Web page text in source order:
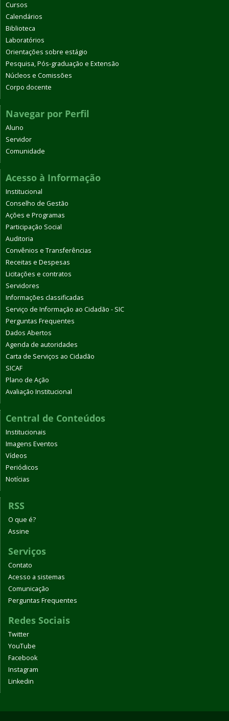
Cursos
Calendários
Biblioteca
Laboratórios
Orientações sobre estágio
Pesquisa, Pós-graduação e Extensão
Núcleos e Comissões
Corpo docente
Navegar por Perfil
Aluno
Servidor
Comunidade
Acesso à Informação
Institucional
Conselho de Gestão
Ações e Programas
Participação Social
Auditoria
Convênios e Transferências
Receitas e Despesas
Licitações e contratos
Servidores
Informações classificadas
Serviço de Informação ao Cidadão - SIC
Perguntas Frequentes
Dados Abertos
Agenda de autoridades
Carta de Serviços ao Cidadão
SICAF
Plano de Ação
Avaliação Institucional
Central de Conteúdos
Institucionais
Imagens Eventos
Vídeos
Periódicos
Notícias
RSS
O que é?
Assine
Serviços
Contato
Acesso a sistemas
Comunicação
Perguntas Frequentes
Redes Sociais
Twitter
YouTube
Facebook
Instagram
Linkedin